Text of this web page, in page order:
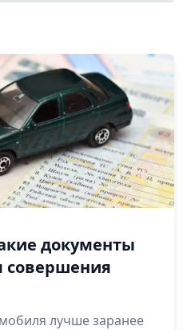
документы
совершения
лучше заранее